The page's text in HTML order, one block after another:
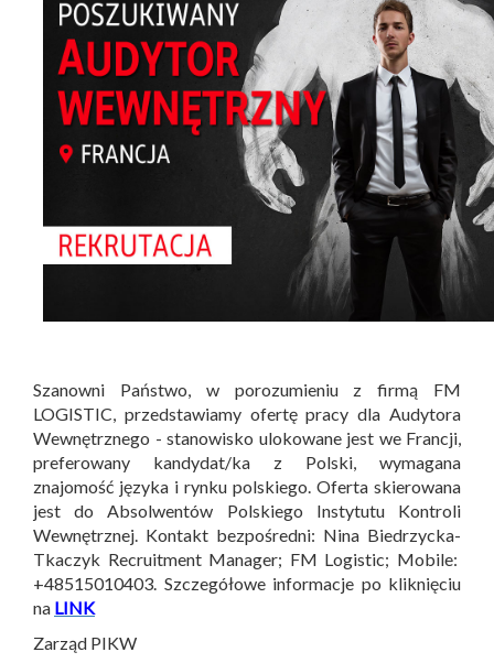
Szanowni Państwo, w porozumieniu z firmą FM
LOGISTIC, przedstawiamy ofertę pracy dla Audytora
Wewnętrznego - stanowisko ulokowane jest we Francji,
preferowany kandydat/ka z Polski, wymagana
znajomość języka i rynku polskiego. Oferta skierowana
jest do Absolwentów Polskiego Instytutu Kontroli
Wewnętrznej. Kontakt bezpośredni: Nina Biedrzycka-
Tkaczyk Recruitment Manager; FM Logistic; Mobile:
+48515010403. Szczegółowe informacje po kliknięciu
na LINK
Zarząd PIKW